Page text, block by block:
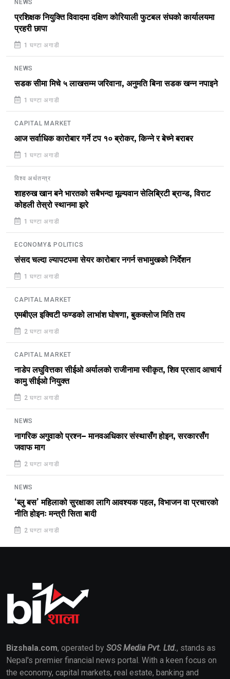
NEWS
प्रशिक्षक नियुक्ति विवादमा दक्षिण कोरियाली फुटबल संघको कार्यालयमा
प्रहरी छापा
1 घण्टा अगाडी
NEWS
सडक सीमा मिचे ५ लाखसम्म जरिवाना, अनुमति बिना सडक खन्न नपाइने
1 घण्टा अगाडी
CAPITAL MARKET
आज सर्वाधिक कारोबार गर्ने टप १० ब्रोकर, किन्ने र बेच्ने बराबर
1 घण्टा अगाडी
विश्व अर्थतन्त्र
शाहरुख खान बने भारतको सबैभन्दा मूल्यवान सेलिब्रिटी ब्रान्ड, विराट
कोहली तेस्रो स्थानमा झरे
1 घण्टा अगाडी
ECONOMY& POLITICS
संसद चल्दा ल्यापटपमा सेयर कारोबार नगर्न सभामुखको निर्देशन
1 घण्टा अगाडी
CAPITAL MARKET
एमबीएल इक्विटी फण्डको लाभांश घोषणा, बुकक्लोज मिति तय
2 घण्टा अगाडी
CAPITAL MARKET
नाडेप लघुवित्तका सीईओ अर्यालको राजीनामा स्वीकृत, शिव प्रसाद आचार्य
कामु सीईओ नियुक्त
2 घण्टा अगाडी
NEWS
नागरिक अगुवाको प्रश्न– मानवअधिकार संस्थासँग होइन, सरकारसँग
जवाफ माग
2 घण्टा अगाडी
NEWS
‘ब्लु बस’ महिलाको सुरक्षाका लागि आवश्यक पहल, विभाजन वा प्रचारको
नीति होइनः मन्त्री सिता बादी
2 घण्टा अगाडी
Bizshala.com, operated by SOS Media Pvt. Ltd., stands as
Nepal's premier financial news portal. With a keen focus on
the economy, capital markets, real estate, banking and